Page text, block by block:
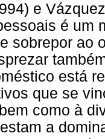
e
é um
sobrepor ao
está
que se
como à
a